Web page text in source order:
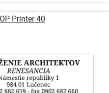
Printer 40